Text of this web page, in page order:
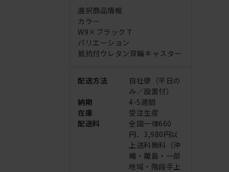
選択商品情報
カラー
W9×ブラックＴ
バリエーション
抵抗付ウレタン双輪キャスター
配送方法
自社便（平日の
み／設置付）
納期
4-5週間
在庫
受注生産
配送料
全国一律660
円、3,980円以
上送料無料（沖
縄・離島・一部
地域・階段手上